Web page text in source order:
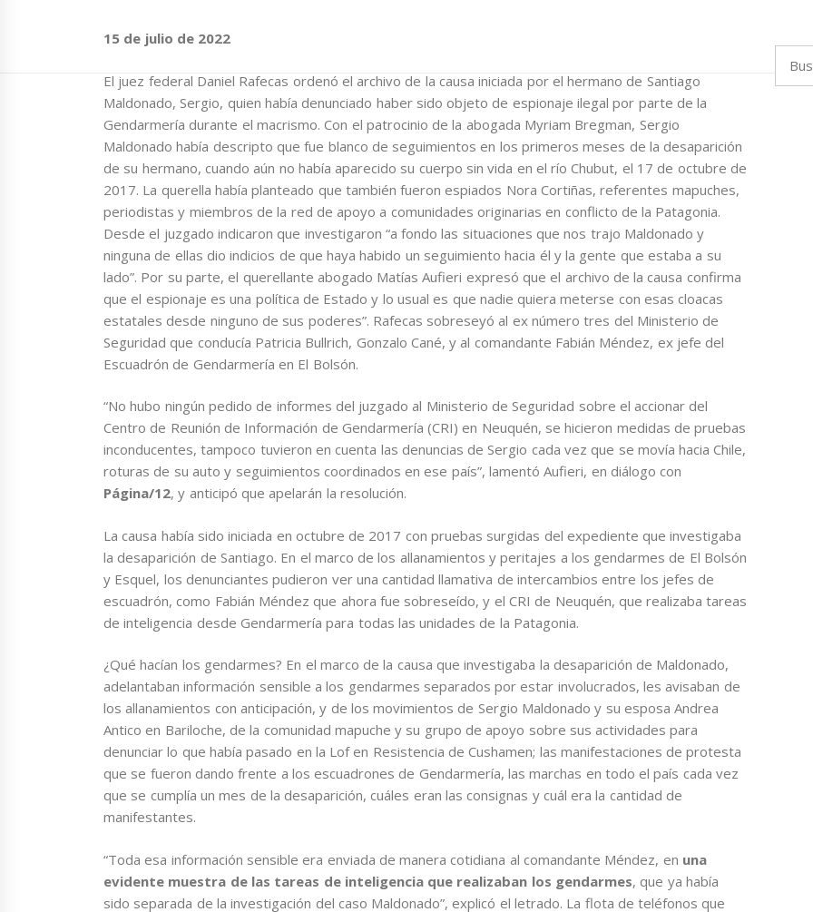
15 de julio de 2022
El juez federal Daniel Rafecas ordenó el archivo de la causa iniciada por el hermano de Santiago
Maldonado, Sergio, quien había denunciado haber sido objeto de espionaje ilegal por parte de la
Gendarmería durante el macrismo. Con el patrocinio de la abogada Myriam Bregman, Sergio
Maldonado había descripto que fue blanco de seguimientos en los primeros meses de la desaparición
de su hermano, cuando aún no había aparecido su cuerpo sin vida en el río Chubut, el 17 de octubre de
2017. La querella había planteado que también fueron espiados Nora Cortiñas, referentes mapuches,
periodistas y miembros de la red de apoyo a comunidades originarias en conflicto de la Patagonia.
Desde el juzgado indicaron que investigaron “a fondo las situaciones que nos trajo Maldonado y
ninguna de ellas dio indicios de que haya habido un seguimiento hacia él y la gente que estaba a su
lado”. Por su parte, el querellante abogado Matías Aufieri expresó que el archivo de la causa confirma
que el espionaje es una política de Estado y lo usual es que nadie quiera meterse con esas cloacas
estatales desde ninguno de sus poderes”. Rafecas sobreseyó al ex número tres del Ministerio de
Seguridad que conducía Patricia Bullrich, Gonzalo Cané, y al comandante Fabián Méndez, ex jefe del
Escuadrón de Gendarmería en El Bolsón.
“No hubo ningún pedido de informes del juzgado al Ministerio de Seguridad sobre el accionar del
Centro de Reunión de Información de Gendarmería (CRI) en Neuquén, se hicieron medidas de pruebas
inconducentes, tampoco tuvieron en cuenta las denuncias de Sergio cada vez que se movía hacia Chile,
roturas de su auto y seguimientos coordinados en ese país”, lamentó Aufieri, en diálogo con
Página/12, y anticipó que apelarán la resolución.
La causa había sido iniciada en octubre de 2017 con pruebas surgidas del expediente que investigaba
la desaparición de Santiago. En el marco de los allanamientos y peritajes a los gendarmes de El Bolsón
y Esquel, los denunciantes pudieron ver una cantidad llamativa de intercambios entre los jefes de
escuadrón, como Fabián Méndez que ahora fue sobreseído, y el CRI de Neuquén, que realizaba tareas
de inteligencia desde Gendarmería para todas las unidades de la Patagonia.
¿Qué hacían los gendarmes? En el marco de la causa que investigaba la desaparición de Maldonado,
adelantaban información sensible a los gendarmes separados por estar involucrados, les avisaban de
los allanamientos con anticipación, y de los movimientos de Sergio Maldonado y su esposa Andrea
Antico en Bariloche, de la comunidad mapuche y su grupo de apoyo sobre sus actividades para
denunciar lo que había pasado en la Lof en Resistencia de Cushamen; las manifestaciones de protesta
que se fueron dando frente a los escuadrones de Gendarmería, las marchas en todo el país cada vez
que se cumplía un mes de la desaparición, cuáles eran las consignas y cuál era la cantidad de
manifestantes.
“Toda esa información sensible era enviada de manera cotidiana al comandante Méndez, en una
evidente muestra de las tareas de inteligencia que realizaban los gendarmes, que ya había
sido separada de la investigación del caso Maldonado”, explicó el letrado. La flota de teléfonos que